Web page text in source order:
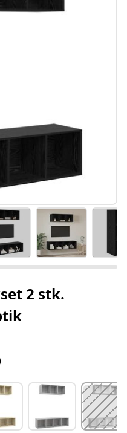
2 stk.